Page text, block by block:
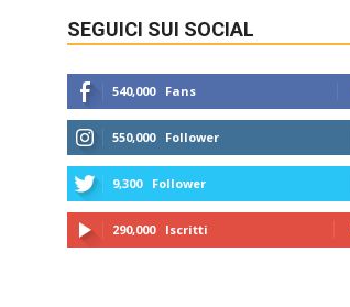
SEGUICI SUI SOCIAL
540,000 Fans
550,000 Follower
9,300 Follower
290,000 Iscritti